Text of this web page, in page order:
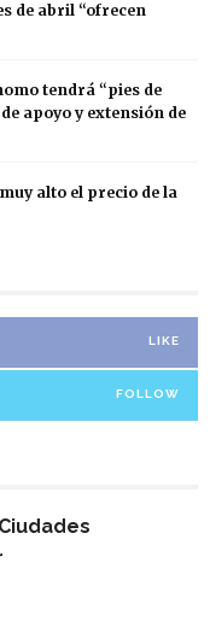
de abril “ofrecen
tendrá “pies de
apoyo y extensión de
alto el precio de la
LIKE
FOLLOW